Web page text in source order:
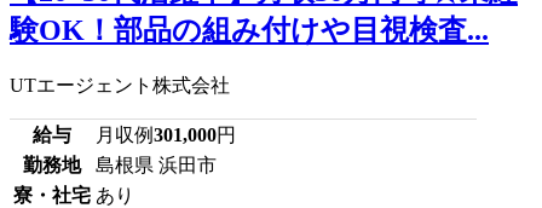
験OK！部品の組み付けや目視検査...
UTエージェント株式会社
給与 月収例301,000円
勤務地
島根県 浜田市
寮・社宅 あり